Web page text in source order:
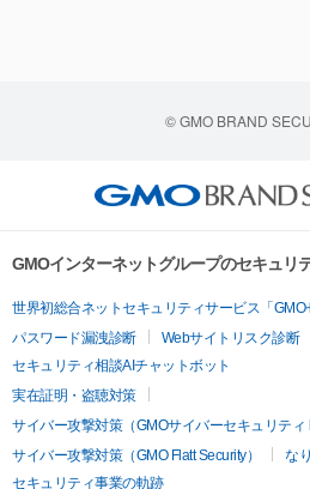
© GMO BRAND
GMOインターネットグループのセキュリ
世界初総合ネットセキュリティサービス「GMO
パスワード漏洩診断
Webサイトリスク診断
セキュリティ相談AIチャットボット
実在証明・盗聴対策
サイバー攻撃対策（GMOサイバーセキュリティ
サイバー攻撃対策（GMO Flatt Security）
な
セキュリティ事業の軌跡